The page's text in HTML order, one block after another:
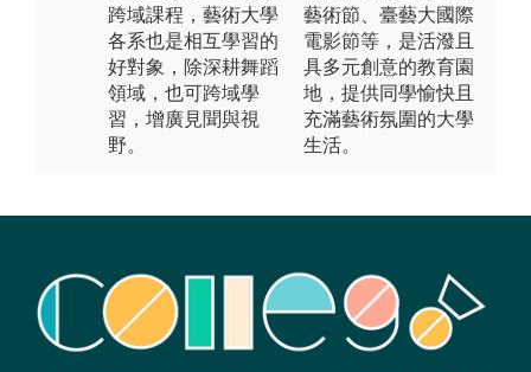
跨域課程，藝術大學
各系也是相互學習的
好對象，除深耕舞蹈
領域，也可跨域學
習，增廣見聞與視
野。
藝術節、臺藝大國際
電影節等，是活潑且
具多元創意的教育園
地，提供同學愉快且
充滿藝術氛圍的大學
生活。